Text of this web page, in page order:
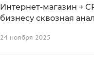
24 ноября 2025
Интернет-магазин +
бизнесу сквозная